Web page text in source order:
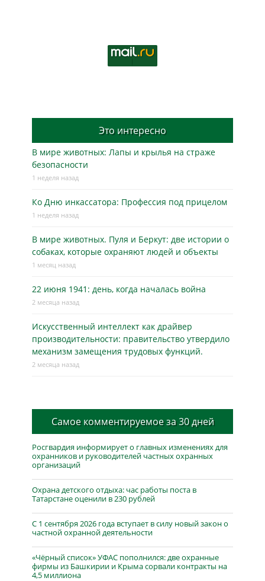
Это интересно
В мире животных: Лапы и крылья на страже
безопасности
1 неделя назад
Ко Дню инкассатора: Профессия под прицелом
1 неделя назад
В мире животных. Пуля и Беркут: две истории о
собаках, которые охраняют людей и объекты
1 месяц назад
22 июня 1941: день, когда началась война
2 месяца назад
Искусственный интеллект как драйвер
производительности: правительство утвердило
механизм замещения трудовых функций.
2 месяца назад
Самое комментируемое за 30 дней
Росгвардия информирует о главных изменениях для
охранников и руководителей частных охранных
организаций
Охрана детского отдыха: час работы поста в
Татарстане оценили в 230 рублей
С 1 сентября 2026 года вступает в силу новый закон о
частной охранной деятельности
«Чёрный список» УФАС пополнился: две охранные
фирмы из Башкирии и Крыма сорвали контракты на
4,5 миллиона